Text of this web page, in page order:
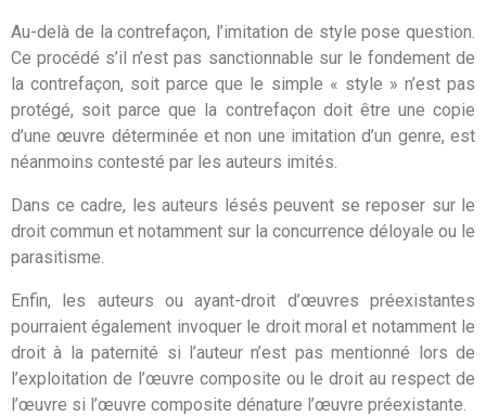
Au-delà de la contrefaçon, l’imitation de style pose question.
Ce procédé s’il n’est pas sanctionnable sur le fondement de
la contrefaçon, soit parce que le simple « style » n’est pas
protégé, soit parce que la contrefaçon doit être une copie
d’une œuvre déterminée et non une imitation d’un genre, est
néanmoins contesté par les auteurs imités.
Dans ce cadre, les auteurs lésés peuvent se reposer sur le
droit commun et notamment sur la concurrence déloyale ou le
parasitisme.
Enfin, les auteurs ou ayant-droit d’œuvres préexistantes
pourraient également invoquer le droit moral et notamment le
droit à la paternité si l’auteur n’est pas mentionné lors de
l’exploitation de l’œuvre composite ou le droit au respect de
l’œuvre si l’œuvre composite dénature l’œuvre préexistante.